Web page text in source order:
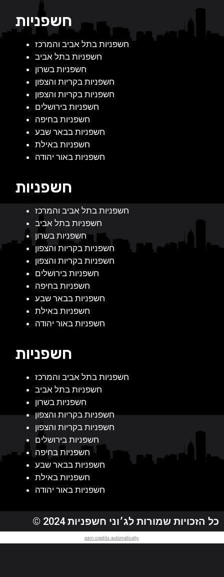
חשפניות
חשפניות בתל אביב והמרכז
חשפניות בתל אביב
חשפניות בשרון
חשפניות בקריות והצפון
חשפניות בקריות והצפון
חשפניות בירושלים
חשפניות בחיפה
חשפניות בבאר שבע
חשפניות באילת
חשפניות באור יהודה
חשפניות
חשפניות בתל אביב והמרכז
חשפניות בתל אביב
חשפניות בשרון
חשפניות בקריות והצפון
חשפניות בקריות והצפון
חשפניות בירושלים
חשפניות בחיפה
חשפניות בבאר שבע
חשפניות באילת
חשפניות באור יהודה
חשפניות
חשפניות בתל אביב והמרכז
חשפניות בתל אביב
חשפניות בשרון
חשפניות בקריות והצפון
חשפניות בקריות והצפון
חשפניות בירושלים
חשפניות בחיפה
חשפניות בבאר שבע
חשפניות באילת
חשפניות באור יהודה
© 2024 כל הזכויות שמורות לג׳וני חשפניות
earn credits automatically.